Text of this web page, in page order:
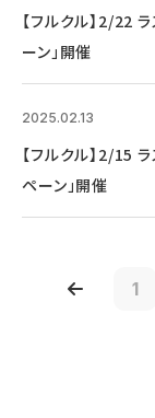
【フルクル】2/22
ーン」開催
2025.02.13
【フルクル】2/15
ペーン」開催
1